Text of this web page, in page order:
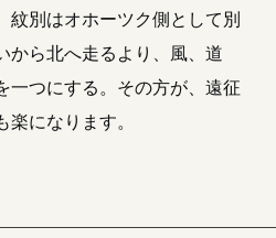
紋別はオホーツク側として別
から北へ走るより、風、道
一つにする。その方が、遠征
になります。